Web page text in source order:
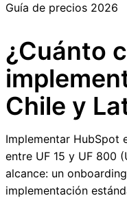
Guía de precios 2026
¿Cuánto
Chile y
Implementar HubSpot
entre UF 15 y UF 800
alcance: un
implementación